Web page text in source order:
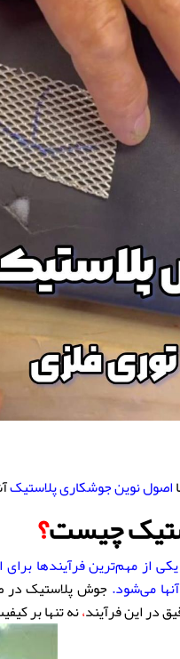
اصول نوین جوشکاری پلاستیک
چیست؟
از مهم‌ترین فرآیندها
می‌شود.جوش پلاستیک در
در این فرآیند،نه تنها بر